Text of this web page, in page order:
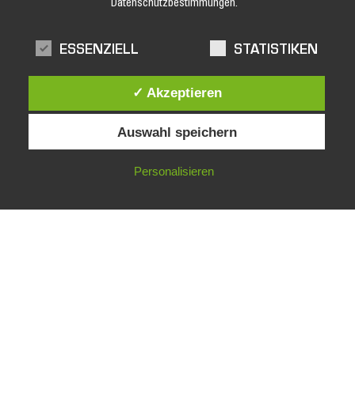
Aktionen mehr verpassen!
facebook
Datenschutzbestimmungen.
ESSENZIELL STATISTIKEN
✓ Akzeptieren
Auswahl speichern
Personalisieren